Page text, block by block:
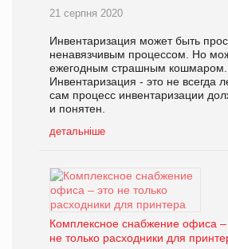
21 серпня 2020
Инвентаризация может быть
ненавязчивым процессом. Но
ежегодным страшным кошмаром.
Инвентаризация - это не всегда
сам процесс инвентаризации
и понятен.
детальніше
Комплексное снабжение офиса –
не только расходники для